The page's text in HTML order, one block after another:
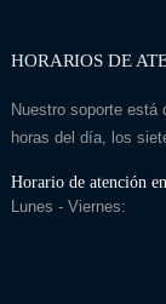
HORARIOS DE
Nuestro soporte está
horas del día, los
Horario de atención
Lunes - Viernes: